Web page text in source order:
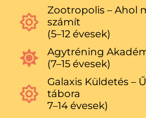
Zootropolis – Ahol
számít
(5–12 évesek)
Agytréning
(7–15 évesek)
Galaxis Küldetés –
tábora
7–14 évesek)